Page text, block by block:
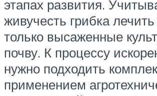
этапах развития.
живучесть грибка
только высаженные
почву. К процессу
нужно подходить
применением